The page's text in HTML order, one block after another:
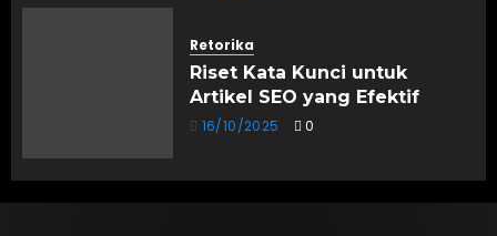
Retorika
Riset Kata Kunci untuk
Artikel SEO yang Efektif
16/10/2025 0